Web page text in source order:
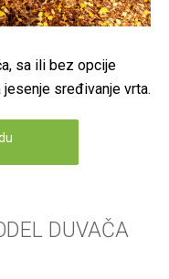
sa ili bez opcije
sređivanje vrta.
DUVAČA